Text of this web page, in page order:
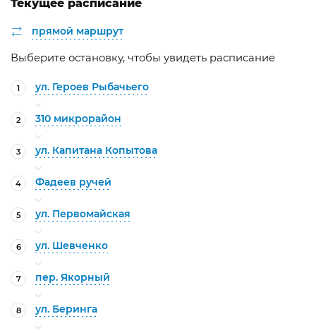
Текущее расписание
прямой маршрут
Выберите остановку, чтобы увидеть расписание
1 ул. Героев Рыбачьего
2 310 микрорайон
3 ул. Капитана Копытова
4 Фадеев ручей
5 ул. Первомайская
6 ул. Шевченко
7 пер. Якорный
8 ул. Беринга